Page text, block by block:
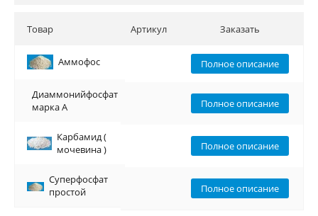
Товар
Аммофос
Диаммонийфосфат
марка А
Карбамид (
мочевина )
Суперфосфат
простой
Артикул Заказать
Полное описание
ДиаммонийфосфатПолное описание
Карбамид (
мочевина )Полное описание
СуперфосфатПолное описание